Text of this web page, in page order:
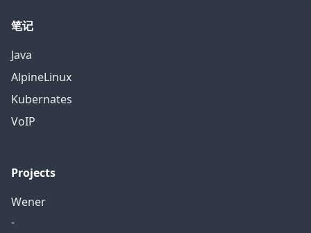
笔记
Java
AlpineLinux
Kubernates
VoIP
Projects
Wener
-